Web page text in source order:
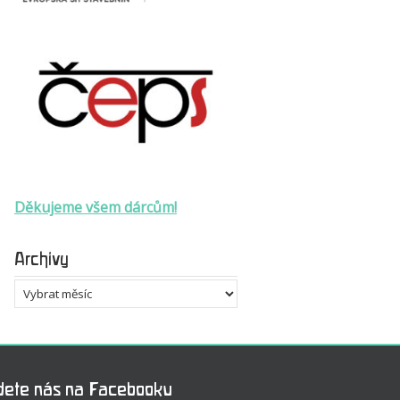
Děkujeme všem dárcům!
Archivy
Archivy
nás na Facebooku